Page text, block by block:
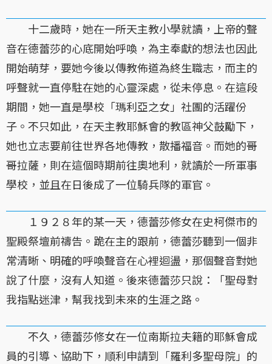
十二歲時，她在一所天主教小學就讀，上帝的聲
音在德蕾莎的心底開始呼喚，為主奉獻的想法也因此
開始萌芽，要她今後以傳教佈道為終生職志，而主的
呼聲就一直停駐在她的心靈深處，從未停息。在這段
期間，她一直是學校「瑪利亞之女」社團的活躍份
子。不只如此，在天主教耶穌會的教區神父鼓勵下，
她也立志要前往世界各地傳教，散播福音。而她的哥
哥拉薩，則在這個時期前往奧地利，就讀於一所軍事
學校，並且在日後成了一位騎兵隊的軍官。
１９２８年的某一天，德蕾莎修女在史柯傑市的
聖殿祭壇前禱告。跪在主的跟前，德蕾莎聽到一個非
常清晰、明確的呼喚聲音在心裡迴盪，那個聲音對她
說了什麼，沒有人知道。後來德蕾莎只說：「聖母對
我指點迷津，幫我找到未來的生涯之路。
不久，德蕾莎修女在一位南斯拉夫籍的耶穌會成
員的引導、協助下，順利申請到「羅利多聖母院」的